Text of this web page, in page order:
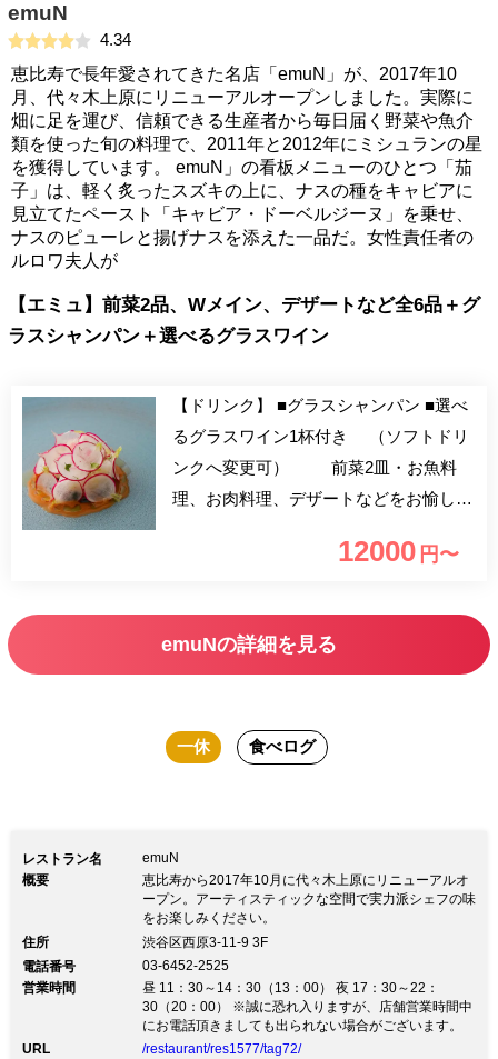
emuN
4.34
恵比寿で長年愛されてきた名店「emuN」が、2017年10
月、代々木上原にリニューアルオープンしました。実際に
畑に足を運び、信頼できる生産者から毎日届く野菜や魚介
類を使った旬の料理で、2011年と2012年にミシュランの星
を獲得しています。 emuN」の看板メニューのひとつ「茄
子」は、軽く炙ったスズキの上に、ナスの種をキャビアに
見立てたペースト「キャビア・ドーベルジーヌ」を乗せ、
ナスのピューレと揚げナスを添えた一品だ。女性責任者の
ルロワ夫人が
【エミュ】前菜2品、Wメイン、デザートなど全6品＋グ
ラスシャンパン＋選べるグラスワイン
【ドリンク】 ■グラスシャンパン ■選べ
るグラスワイン1杯付き （ソフトドリ
ンクへ変更可） 前菜2皿・お魚料
理、お肉料理、デザートなどをお愉しみ
グラスシャンパンと選べるグラスワイン
味わいはもちろん見た目や香り、素材の
持ち味や季節感を大切にした笹嶋シェフ
時間をお過ごし頂けます。
12000 円〜
emuNの詳細を見る
一休 食べログ
レストラン名
emuN
概要
恵比寿から2017年10月に代々木上原にリニューアルオ
ープン。アーティスティックな空間で実力派シェフの味
をお楽しみください。
住所
渋谷区西原3-11-9 3F
電話番号
03-6452-2525
営業時間
昼 11：30～14：30（13：00） 夜 17：30～22：
30（20：00） ※誠に恐れ入りますが、店舗営業時間中
にお電話頂きましても出られない場合がございます。
URL
/restaurant/res1577/tag72/